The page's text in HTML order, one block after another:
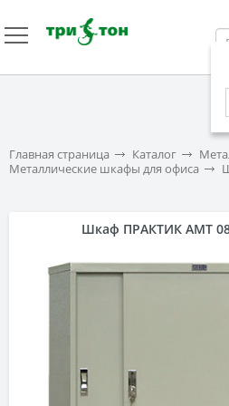
Главная страница Каталог
Металлические шкафы для офиса
Шкаф ПРАКТИК AMT